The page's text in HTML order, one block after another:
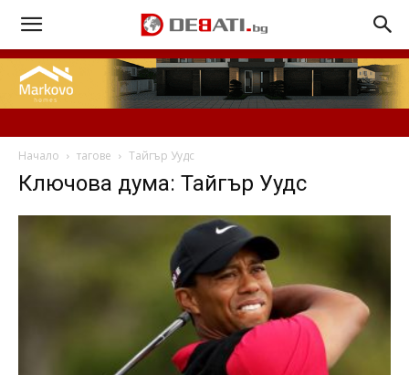
Начало тагове Тайгър Уудс
Ключова дума: Тайгър Уудс